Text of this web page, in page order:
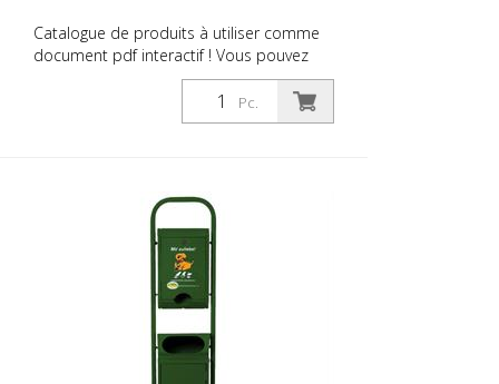
Catalogue de produits à utiliser comme
document pdf interactif ! Vous pouvez
utiliser le catalogue sous
Téléchargements dans la langue de votre
choix. Si vous avez également besoin du
très facilement en cliquant sur l'image
correspondante pour accéder à la page
correspondante. Si vous avez besoin
d'informations supplémentaires, cliquez
sur l'image du produit. Vous serez alors
également nous envoyer une demande
sans engagement. Vous pouvez
Pc.